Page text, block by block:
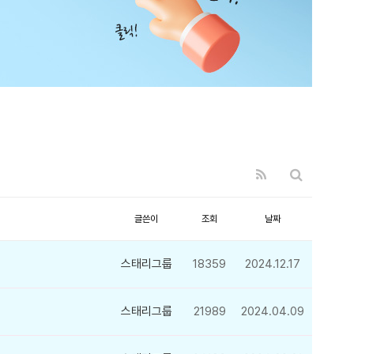
글쓴이 조회 날짜
스태리그룹 18359 2024.12.17
스태리그룹 21989 2024.04.09